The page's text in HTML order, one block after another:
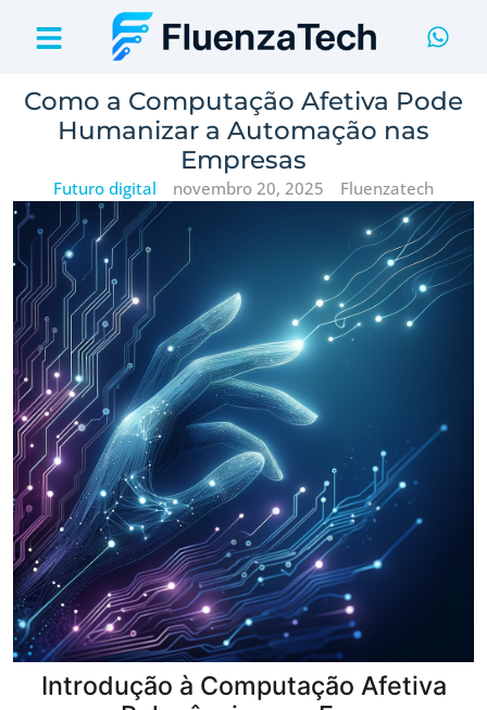
Como a Computação Afetiva Pode
Humanizar a Automação nas
Empresas
Futuro digital novembro 20, 2025 Fluenzatech
Introdução à Computação Afetiva